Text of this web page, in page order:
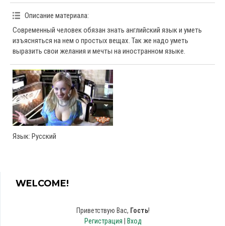
Описание материала:
Современный человек обязан знать английский язык и уметь
изъясняться на нем о простых вещах. Так же надо уметь
выразить свои желания и мечты на иностранном языке.
Язык: Русский
WELCOME!
Приветствую Вас, Гость!
Регистрация
Вход